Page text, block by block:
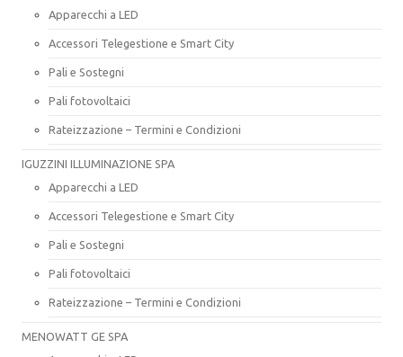
Apparecchi a LED
Accessori Telegestione e Smart City
Pali e Sostegni
Pali fotovoltaici
Rateizzazione – Termini e Condizioni
IGUZZINI ILLUMINAZIONE SPA
Apparecchi a LED
Accessori Telegestione e Smart City
Pali e Sostegni
Pali fotovoltaici
Rateizzazione – Termini e Condizioni
MENOWATT GE SPA